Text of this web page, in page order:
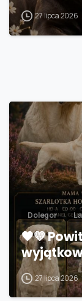
27 lipca 2026
Dolegor
🖤💛
27 lipca 2026